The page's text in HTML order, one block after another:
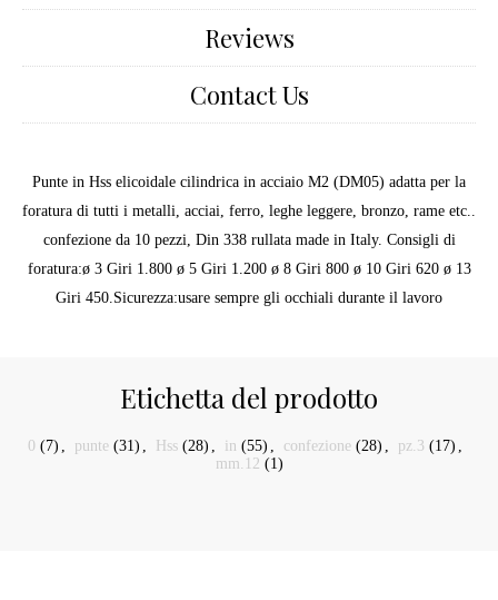
Reviews
Contact Us
Punte in Hss elicoidale cilindrica in acciaio M2 (DM05) adatta per la
foratura di tutti i metalli, acciai, ferro, leghe leggere, bronzo, rame etc..
confezione da 10 pezzi, Din 338 rullata made in Italy. Consigli di
foratura:ø 3 Giri 1.800 ø 5 Giri 1.200 ø 8 Giri 800 ø 10 Giri 620 ø 13
Giri 450.Sicurezza:usare sempre gli occhiali durante il lavoro
Etichetta del prodotto
0 (7) , punte (31) , Hss (28) , in (55) , confezione (28) , pz.3 (17) ,
mm.12 (1)